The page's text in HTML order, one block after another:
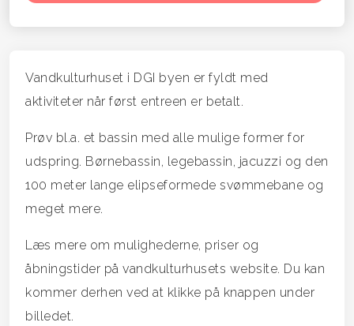
Vandkulturhuset i DGI byen er fyldt med
aktiviteter når først entreen er betalt.
Prøv bl.a. et bassin med alle mulige former for
udspring. Børnebassin, legebassin, jacuzzi og den
100 meter lange elipseformede svømmebane og
meget mere.
Læs mere om mulighederne, priser og
åbningstider på vandkulturhusets website. Du kan
kommer derhen ved at klikke på knappen under
billedet.